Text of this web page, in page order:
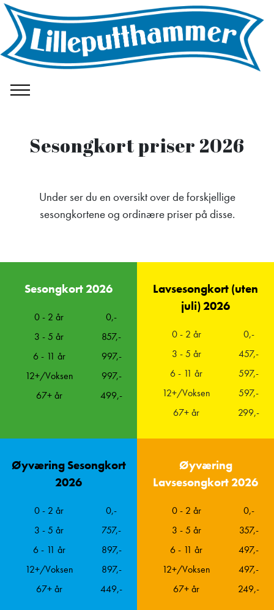
Sesongkort priser 2026
Under ser du en oversikt over de forskjellige
sesongkortene og ordinære priser på disse.
Sesongkort 2026
0 - 2 år
0,-
3 - 5 år
857,-
6 - 11 år
997,-
12+/Voksen
997,-
67+ år
499,-
Lavsesongkort (uten
juli) 2026
0 - 2 år
0,-
3 - 5 år
457,-
6 - 11 år
597,-
12+/Voksen
597,-
67+ år
299,-
Øyværing Sesongkort
2026
0 - 2 år
0,-
3 - 5 år
757,-
6 - 11 år
897,-
12+/Voksen
897,-
67+ år
449,-
Øyværing
Lavsesongkort 2026
0 - 2 år
0,-
3 - 5 år
357,-
6 - 11 år
497,-
12+/Voksen
497,-
67+ år
249,-